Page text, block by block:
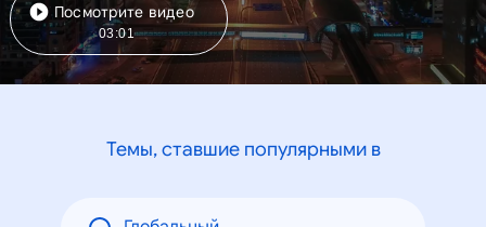
Посмотрите видео
03:01
Темы, ставшие популярными в